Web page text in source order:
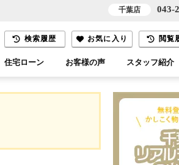
検索履歴 お気に入り 閲覧
住宅ローン お客様の声 スタッフ紹介
千葉店 043-